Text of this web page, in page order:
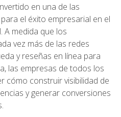
en una de las
el éxito empresarial en el
A medida que los
vez más de las redes
y reseñas en línea para
las empresas de todos los
cómo construir visibilidad de
y generar conversiones